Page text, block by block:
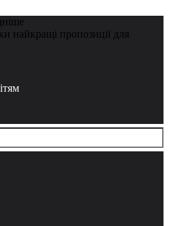
найкращі пропозиції для